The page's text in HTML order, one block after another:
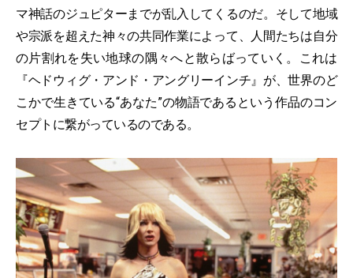
マ神話のジュピターまでが乱入してくるのだ。そして地域
や宗派を超えた神々の共同作業によって、人間たちは自分
の片割れを失い地球の隅々へと散らばっていく。これは
『ヘドウィグ・アンド・アングリーインチ』が、世界のど
こかで生きている“あなた”の物語であるという作品のコン
セプトに繋がっているのである。